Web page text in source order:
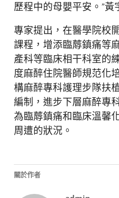
歷程中的母嬰平安。”黃
專家提出，在醫學院校
課程，增添臨蓐鎮痛等
產科等臨床相干科室的
度麻醉住院醫師規范化
構麻醉專科護理步隊扶
編制，進步下層麻醉專
為臨蓐鎮痛和臨床溫馨
周遭的狀況。
關於作者